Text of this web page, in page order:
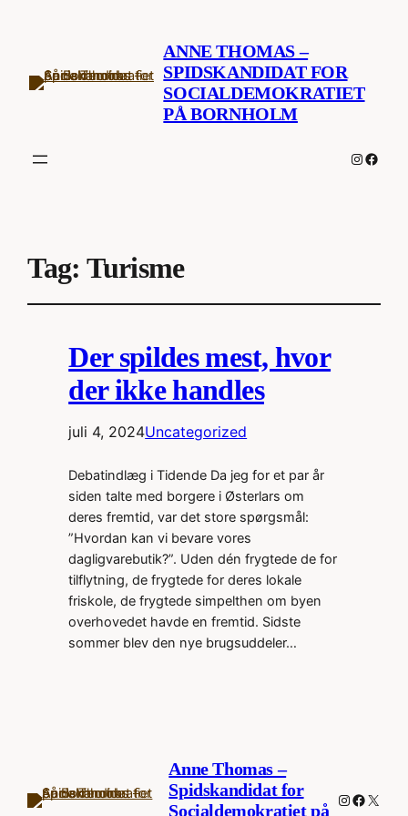
ANNE THOMAS –
SPIDSKANDIDAT FOR
SOCIALDEMOKRATIET
PÅ BORNHOLM
Tag:Turisme
Der spildes mest, hvor
der ikke handles
juli 4, 2024Uncategorized
Debatindlæg i Tidende Da jeg for et par år
siden talte med borgere i Østerlars om
deres fremtid, var det store spørgsmål:
”Hvordan kan vi bevare vores
dagligvarebutik?”. Uden dén frygtede de for
tilflytning, de frygtede for deres lokale
friskole, de frygtede simpelthen om byen
overhovedet havde en fremtid. Sidste
sommer blev den nye brugsuddeler…
Anne Thomas –
Spidskandidat for
Socialdemokratiet på
Instagram
X